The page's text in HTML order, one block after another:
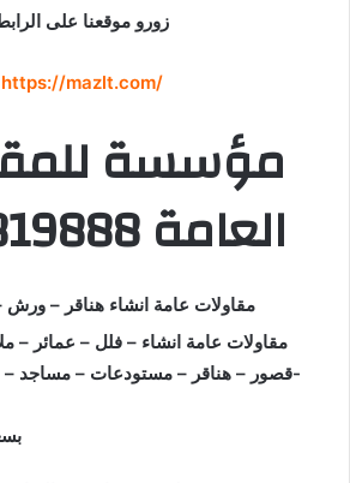
زورو موقعنا على
https://mazlt.com/
مؤسسة
العامة 0533819888
مقاولات عامة انشاء هناقر –
مقاولات عامة انشاء – فلل – عمائر –
-قصور – هناقر – مستودعات – مساجد –